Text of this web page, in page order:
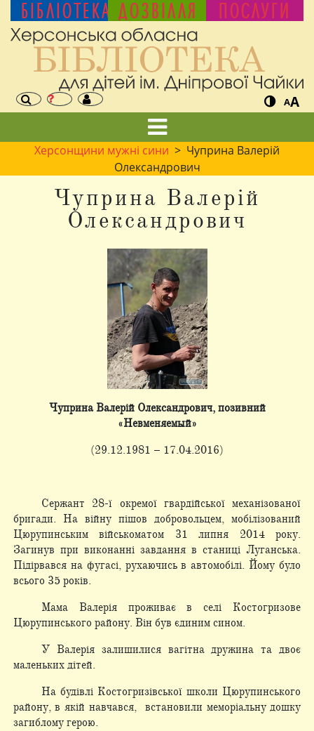
БІБЛІОТЕКА ДОЗВІЛЛЯ ПОСЛУГИ
AA
Херсонщини мужні сини > Чуприна Валерій
Олександрович
Чуприна Валерій
Олександрович
Чуприна Валерій Олександрович, позивний
«Невменяемый»
(29.12.1981 – 17.04.2016)
Сержант 28-ї окремої гвардійської механізованої
бригади. На війну пішов добровольцем, мобілізований
Цюрупинським військоматом 31 липня 2014 року.
Загинув при виконанні завдання в станиці Луганська.
Підірвався на фугасі, рухаючись в автомобілі. Йому було
всього 35 років.
Мама Валерія проживає в селі Костогризове
Цюрупинського району. Він був єдиним сином.
У Валерія залишилися вагітна дружина та двоє
маленьких дітей.
На будівлі Костогризівської школи Цюрупинського
району, в якій навчався, встановили меморіальну дошку
загиблому герою.